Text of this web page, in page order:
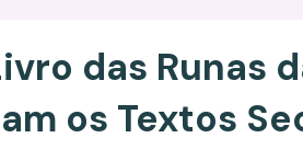
das Runas
os Textos